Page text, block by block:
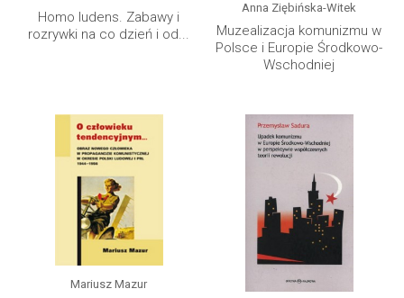
Homo ludens. Zabawy i
rozrywki na co dzień i od...
Anna Ziębińska-Witek
Muzealizacja komunizmu w
Polsce i Europie Środkowo-
Wschodniej
Mariusz Mazur